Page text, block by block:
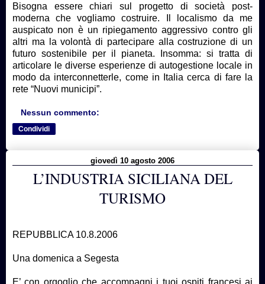
Bisogna essere chiari sul progetto di società post-
moderna che vogliamo costruire. Il localismo da me
auspicato non è un ripiegamento aggressivo contro gli
altri ma la volontà di partecipare alla costruzione di un
futuro sostenibile per il pianeta. Insomma: si tratta di
articolare le diverse esperienze di autogestione locale in
modo da interconnetterle, come in Italia cerca di fare la
rete “Nuovi municipi”.
Nessun commento:
Condividi
giovedì 10 agosto 2006
L’INDUSTRIA SICILIANA DEL
TURISMO
REPUBBLICA 10.8.2006
Una domenica a Segesta